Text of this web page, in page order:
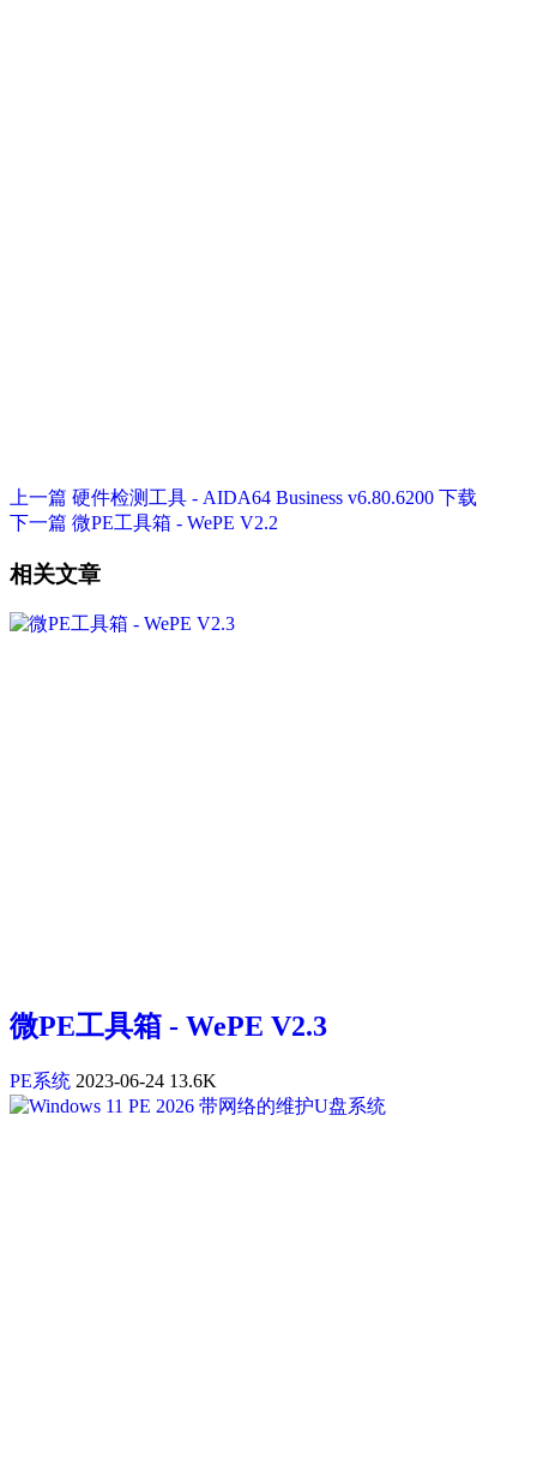
上一篇 硬件检测工具 - AIDA64 Business v6.80.6200 下载
下一篇 微PE工具箱 - WePE V2.2
相关文章
微PE工具箱 - WePE V2.3
PE系统 2023-06-24 13.6K